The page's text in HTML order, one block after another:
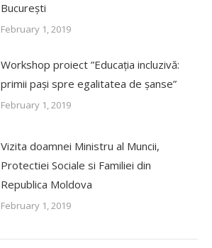
București
February 1, 2019
Workshop proiect ”Educația incluzivă:
primii pași spre egalitatea de șanse”
February 1, 2019
Vizita doamnei Ministru al Muncii,
Protectiei Sociale si Familiei din
Republica Moldova
February 1, 2019